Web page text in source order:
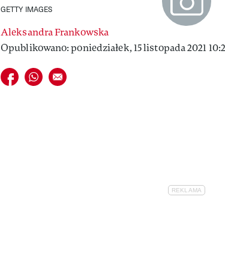
GETTY IMAGES
Aleksandra Frankowska
Opublikowano: poniedziałek, 15 listopada 2021
Udostępnij na facebook
Udostępnij na whatsapp
E-mail do przyjaciela